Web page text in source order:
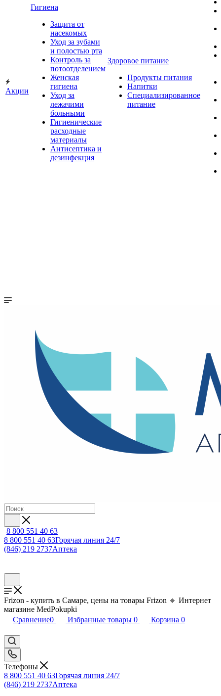
Акции
Гигиена
Защита от
насекомых
Уход за зубами
и полостью рта
Контроль за
потоотделением
Женская
гигиена
Уход за
лежачими
больными
Гигиенические
расходные
материалы
Антисептика и
дезинфекция
Здоровое питание
Продукты питания
Напитки
Специализированное
питание
8 800 551 40 63
8 800 551 40 63Горячая линия 24/7
(846) 219 2737Аптека
Frizon - купить в Самаре, цены на товары Frizon 🔸 Интернет
магазине MedPokupki
Сравнение0 Избранные товары 0 Корзина 0
Телефоны
8 800 551 40 63Горячая линия 24/7
(846) 219 2737Аптека